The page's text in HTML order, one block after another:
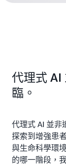
代理式 AI
臨。
代理式 AI 並非
探索到增強患
與生命科學環
的哪一階段，